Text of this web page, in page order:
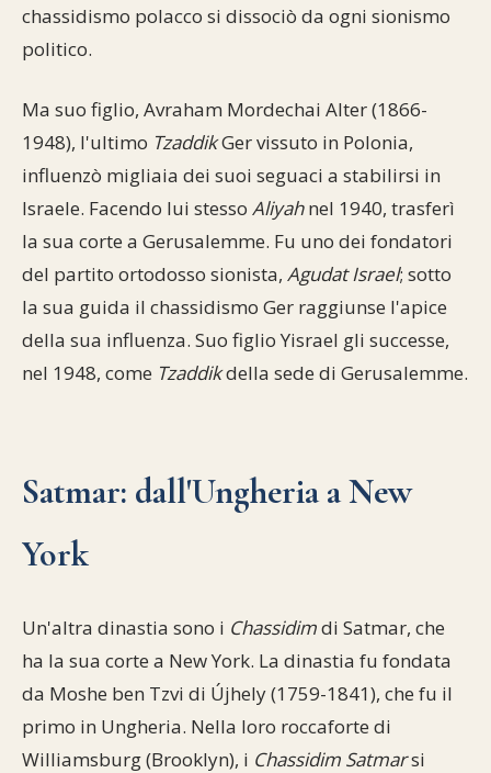
chassidismo polacco si dissociò da ogni sionismo
politico.
Ma suo figlio, Avraham Mordechai Alter (1866-
1948), l'ultimo TzaddikGer vissuto in Polonia,
influenzò migliaia dei suoi seguaci a stabilirsi in
Israele. Facendo lui stesso Aliyahnel 1940, trasferì
la sua corte a Gerusalemme. Fu uno dei fondatori
del partito ortodosso sionista, Agudat Israel; sotto
la sua guida il chassidismo Ger raggiunse l'apice
della sua influenza. Suo figlio Yisrael gli successe,
nel 1948, come Tzaddikdella sede di Gerusalemme.
Satmar: dall'Ungheria a New
York
Un'altra dinastia sono i Chassidimdi Satmar, che
ha la sua corte a New York. La dinastia fu fondata
da Moshe ben Tzvi di Újhely (1759-1841), che fu il
primo in Ungheria. Nella loro roccaforte di
Williamsburg (Brooklyn), i Chassidim Satmarsi